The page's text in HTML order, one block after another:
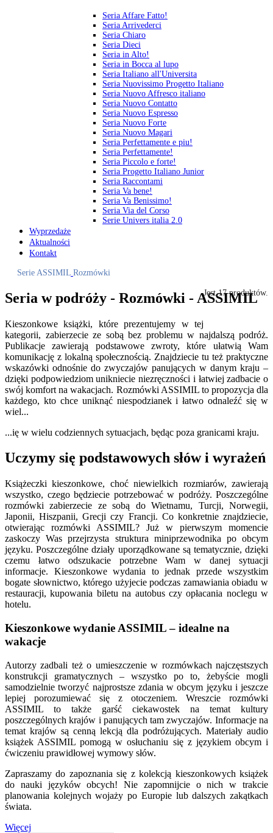
Seria Affare Fatto!
Seria Arrivederci
Seria Chiaro
Seria Dieci
Seria in Alto!
Seria in Bocca al lupo
Seria Italiano all'Universita
Seria Nuovissimo Progetto Italiano
Seria Nuovo Affresco italiano
Seria Nuovo Contatto
Seria Nuovo Espresso
Seria Nuovo Forte
Seria Nuovo Magari
Seria Perfettamente e piu!
Seria Perfettamente!
Seria Piccolo e forte!
Seria Progetto Italiano Junior
Seria Raccontami
Seria Va bene!
Seria Va Benissimo!
Seria Via del Corso
Serie Univers italia 2.0
Wyprzedaże
Aktualności
Kontakt
Serie ASSIMIL Rozmówki
Seria w podróży - Rozmówki - ASSIMIL
Jest 17 produktów.
Kieszonkowe książki, które prezentujemy w tej
kategorii, zabierzecie ze sobą bez problemu w najdalszą podróż.
Publikacje zawierają podstawowe zwroty, które ułatwią Wam
komunikację z lokalną społecznością. Znajdziecie tu też praktyczne
wskazówki odnośnie do zwyczajów panujących w danym kraju –
dzięki podpowiedziom unikniecie niezręczności i łatwiej zadbacie o
swój komfort na wakacjach. Rozmówki ASSIMIL to propozycja dla
każdego, kto chce uniknąć niespodzianek i łatwo odnaleźć się w
wiel...
...ię w wielu codziennych sytuacjach, będąc poza granicami kraju.
Uczymy się podstawowych słów i wyrażeń
Książeczki kieszonkowe, choć niewielkich rozmiarów, zawierają
wszystko, czego będziecie potrzebować w podróży. Poszczególne
rozmówki zabierzecie ze sobą do Wietnamu, Turcji, Norwegii,
Japonii, Hiszpanii, Grecji czy Francji. Co konkretnie znajdziecie,
otwierając rozmówki ASSIMIL? Już w pierwszym momencie
zaskoczy Was przejrzysta struktura miniprzewodnika po obcym
języku. Poszczególne działy uporządkowane są tematycznie, dzięki
czemu łatwo odszukacie potrzebne Wam w danej sytuacji
informacje. Kieszonkowe wydania to jednak przede wszystkim
bogate słownictwo, którego użyjecie podczas zamawiania obiadu w
restauracji, kupowania biletu na autobus czy opłacania noclegu w
hotelu.
Kieszonkowe wydanie ASSIMIL – idealne na
wakacje
Autorzy zadbali też o umieszczenie w rozmówkach najczęstszych
konstrukcji gramatycznych – wszystko po to, żebyście mogli
samodzielnie tworzyć najprostsze zdania w obcym języku i jeszcze
lepiej porozumiewać się z otoczeniem. Wreszcie rozmówki
ASSIMIL to także garść ciekawostek na temat kultury
poszczególnych krajów i panujących tam zwyczajów. Informacje na
temat krajów są cenną lekcją dla podróżujących. Materiały audio
książek ASSIMIL pomogą w osłuchaniu się z językiem obcym i
ćwiczeniu prawidłowej wymowy słów.
Zapraszamy do zapoznania się z kolekcją kieszonkowych książek
do nauki języków obcych! Nie zapomnijcie o nich w trakcie
planowania kolejnych wojaży po Europie lub dalszych zakątkach
świata.
Więcej